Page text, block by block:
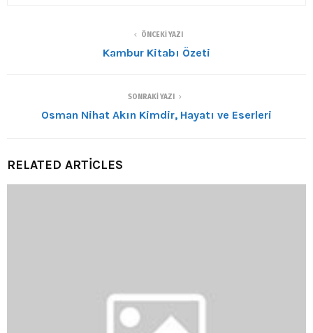
ÖNCEKI YAZI
Kambur Kitabı Özeti
SONRAKI YAZI
Osman Nihat Akın Kimdir, Hayatı ve Eserleri
RELATED ARTICLES